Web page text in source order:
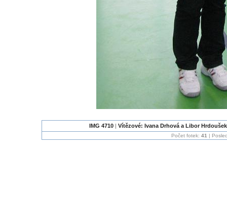
IMG 4710 | Vítězové: Ivana Drhová a Libor
Počet fotek: 41 |